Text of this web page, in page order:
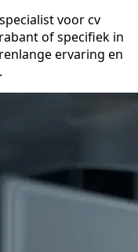
voor cv
of specifiek in
ervaring en